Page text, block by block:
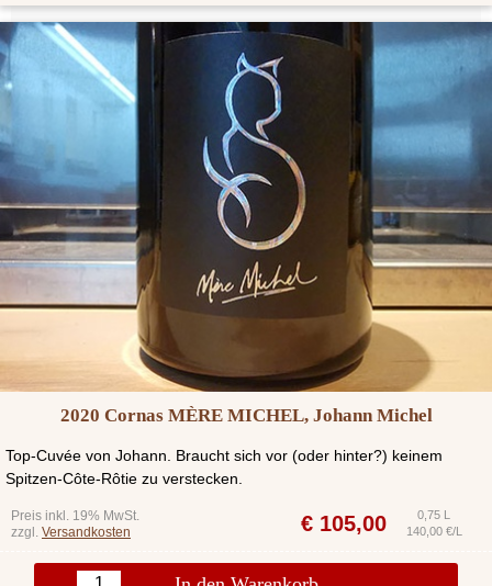
2020 Cornas MÈRE MICHEL, Johann Michel
Top-Cuvée von Johann. Braucht sich vor (oder hinter?) keinem
Spitzen-Côte-Rôtie zu verstecken.
Preis inkl. 19% MwSt.
zzgl. Versandkosten € 105,00
0,75 L
140,00 €/L